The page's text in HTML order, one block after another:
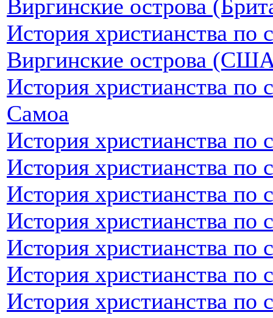
Виргинские острова
История христианства по
Виргинские острова
История христианства по
Самоа
История христианства по
История христианства по
История христианства по
История христианства по
История христианства по
История христианства по
История христианства по